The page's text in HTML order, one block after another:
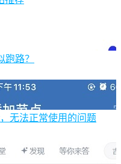
跑路？
，无法正常使用的问题